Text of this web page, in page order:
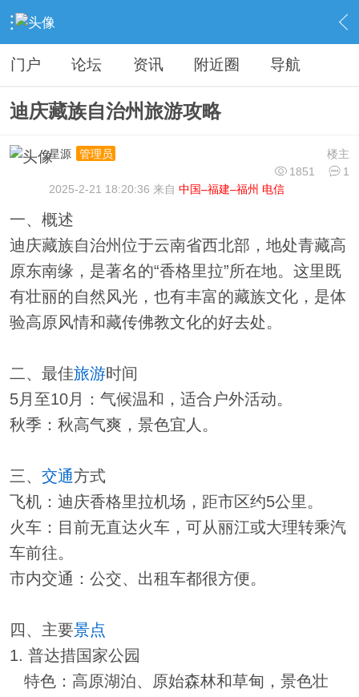
› 分类信息 › 旅游攻略 › 内容
门户 论坛 资讯 附近圈 导航
迪庆藏族自治州旅游攻略
楼主
星源
管理员
1851
1
2025-2-21 18:20:36 来自 中国–福建–福州 电信
一、概述
迪庆藏族自治州位于云南省西北部，地处青藏高
原东南缘，是著名的“香格里拉”所在地。这里既
有壮丽的自然风光，也有丰富的藏族文化，是体
验高原风情和藏传佛教文化的好去处。
二、最佳旅游时间
5月至10月：气候温和，适合户外活动。
秋季：秋高气爽，景色宜人。
三、 交通方式
飞机：迪庆香格里拉机场，距市区约5公里。
火车：目前无直达火车，可从丽江或大理转乘汽
车前往。
市内交通：公交、出租车都很方便。
四、主要景点
1. 普达措国家公园
特色：高原湖泊、原始森林和草甸，景色壮